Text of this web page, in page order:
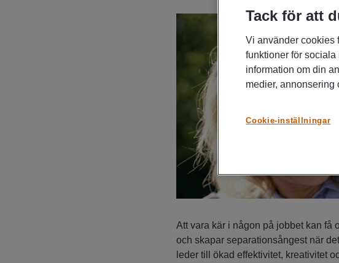
Att vara kär i någon på jobbet kan få
och skapar separationsångest när
leder till ökad effektivitet, kreativitet
Tack för att
Vi använder cookies
funktioner för
information om din
medier,
Cookie-inställningar